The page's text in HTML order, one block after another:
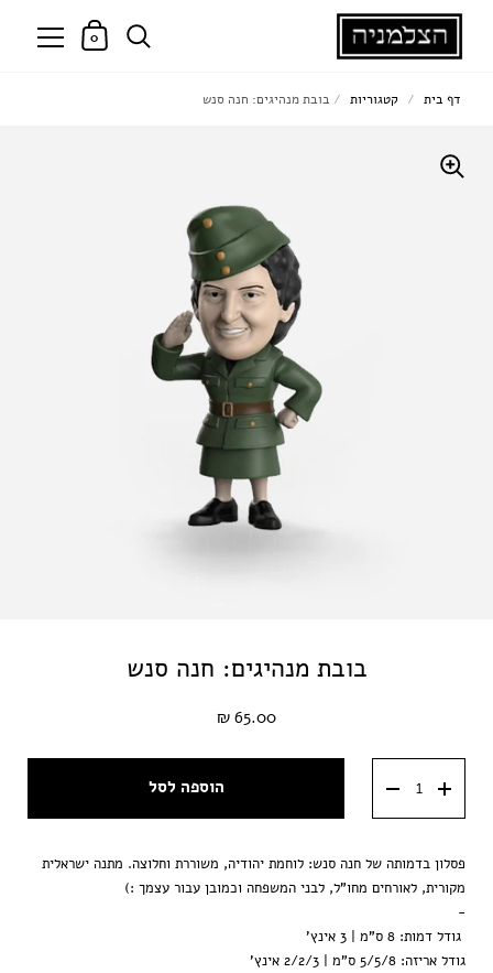
0
בובת מנהיגים: חנה סנש
65.00 ₪
הוספה לסל
פסלון בדמותה של חנה סנש: לוחמת יהודיה, משוררת וחלוצה. מתנה ישראלית
מקורית, לאורחים מחו"ל, לבני המשפחה וכמובן עבור עצמך :)
-
גודל דמות: 8 ס"מ | 3 אינץ'
גודל אריזה: 5/5/8 ס"מ | 2/2/3 אינץ'
דף בית / קטגוריות / בובת מנהיגים: חנה סנש